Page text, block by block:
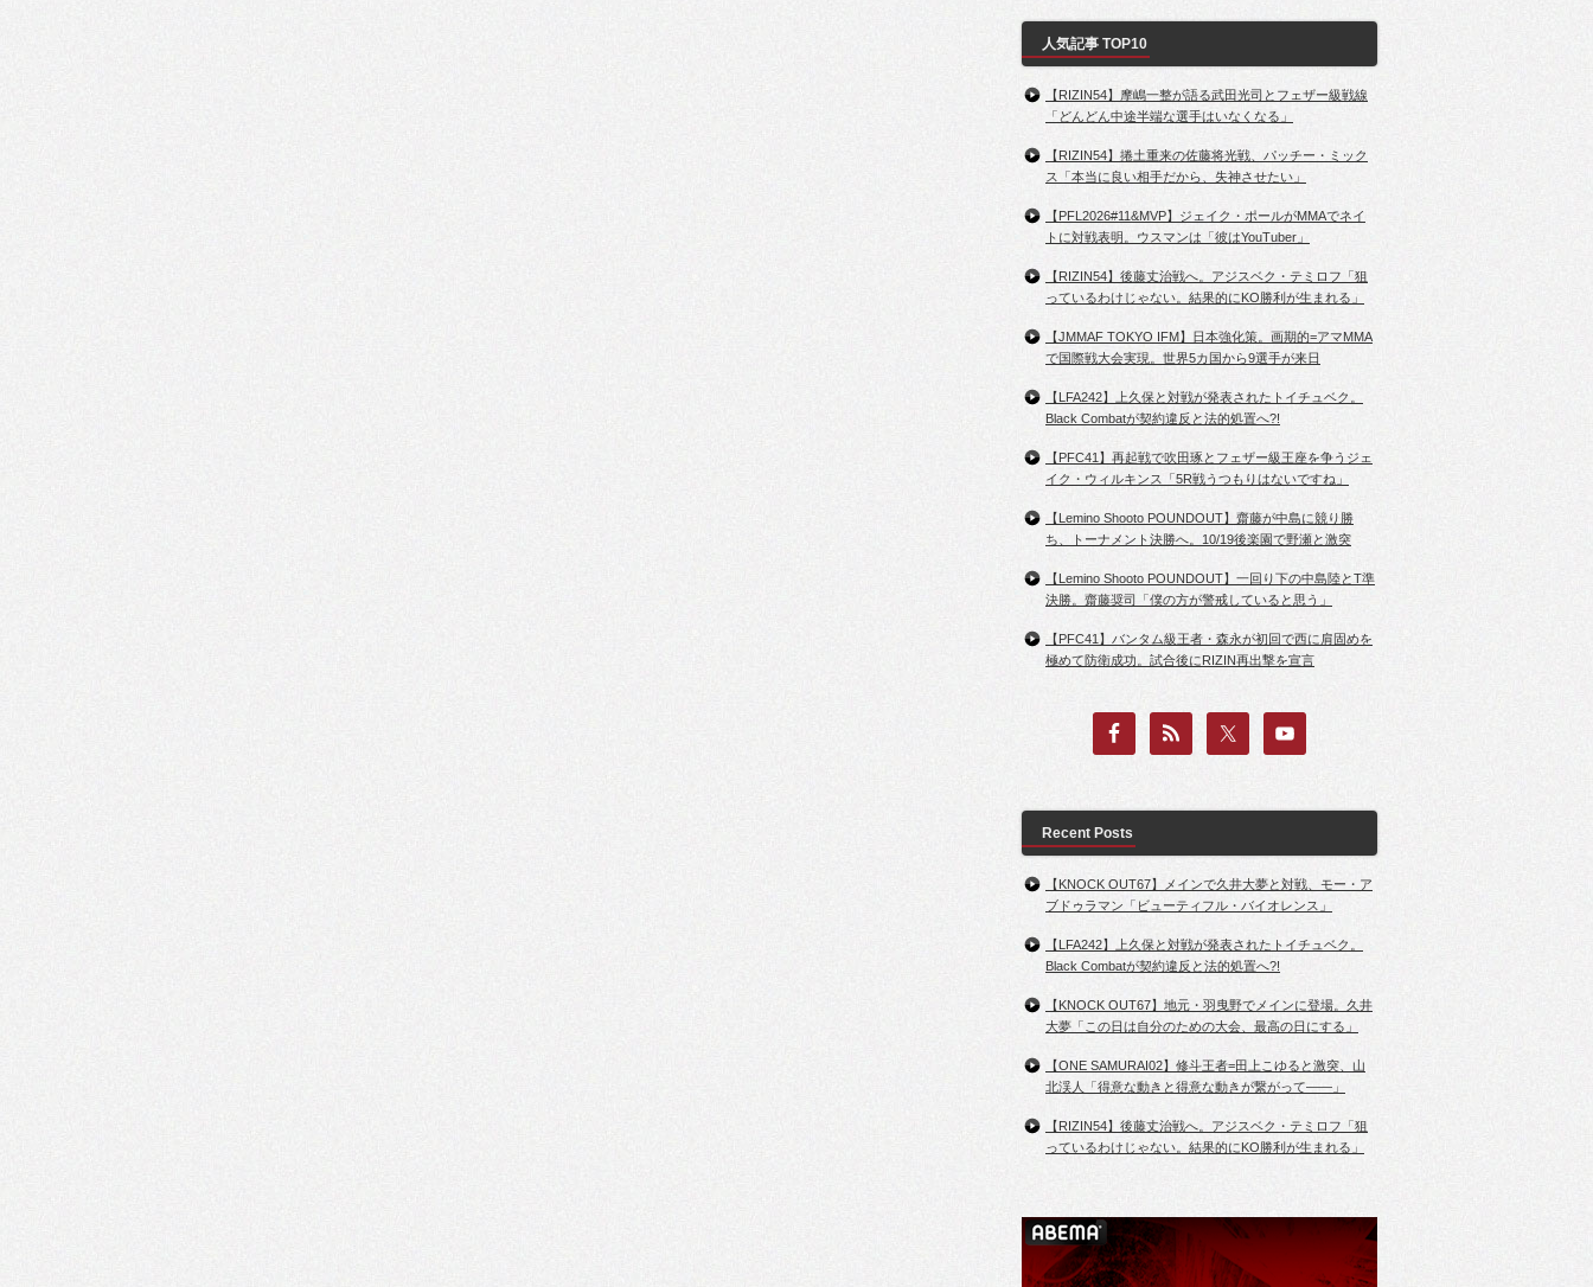
人気記事 TOP10
【RIZIN54】摩嶋一整が語る武田光司とフェザー級戦線
「どんどん中途半端な選手はいなくなる」
【RIZIN54】捲土重来の佐藤将光戦、パッチー・ミック
ス「本当に良い相手だから、失神させたい」
【PFL2026#11&MVP】ジェイク・ポールがMMAでネイ
トに対戦表明。ウスマンは「彼はYouTuber」
【RIZIN54】後藤丈治戦へ。アジスベク・テミロフ「狙
っているわけじゃない。結果的にKO勝利が生まれる」
【JMMAF TOKYO IFM】日本強化策。画期的=アマMMA
で国際戦大会実現。世界5カ国から9選手が来日
【LFA242】上久保と対戦が発表されたトイチュベク。
Black Combatが契約違反と法的処置へ?!
【PFC41】再起戦で吹田琢とフェザー級王座を争うジェ
イク・ウィルキンス「5R戦うつもりはないですね」
【Lemino Shooto POUNDOUT】齋藤が中島に競り勝
ち、トーナメント決勝へ。10/19後楽園で野瀬と激突
【Lemino Shooto POUNDOUT】一回り下の中島陸とT準
決勝。齋藤奨司「僕の方が警戒していると思う」
【PFC41】バンタム級王者・森永が初回で西に肩固めを
極めて防衛成功。試合後にRIZIN再出撃を宣言
Recent Posts
【KNOCK OUT67】メインで久井大夢と対戦、モー・ア
ブドゥラマン「ビューティフル・バイオレンス」
【LFA242】上久保と対戦が発表されたトイチュベク。
Black Combatが契約違反と法的処置へ?!
【KNOCK OUT67】地元・羽曳野でメインに登場。久井
大夢「この日は自分のための大会、最高の日にする」
【ONE SAMURAI02】修斗王者=田上こゆると激突、山
北渓人「得意な動きと得意な動きが繋がって――」
【RIZIN54】後藤丈治戦へ。アジスベク・テミロフ「狙
っているわけじゃない。結果的にKO勝利が生まれる」